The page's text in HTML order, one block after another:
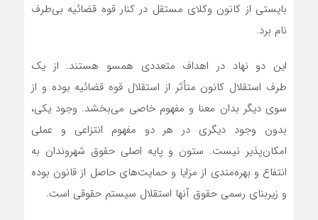
بایستی از کانون وکلای مستقل در کنار قوه قضائیه بی‌طرف
نام برد.
این دو نهاد در اهداف متعددی همسو هستند. از یک
طرف استقلال کانون متأثر از استقلال قوه قضائیه بوده و از
سوی دیگر بدان معنا و مفهوم خاصی می‌بخشد. وجود یکی،
بدون وجود دیگری در هر دو مفهوم انتزاعی و عملی
امکان‌پذیر نیست. ستون و پایه ‌اصلی حقوق شهروندان به
‌انتفاع و بهره‌مندی از مزایا و حمایت‌های حاصل از قانون بوده
و زیربنای رسمی حقوق آنها استقلال سیستم حقوقی است.